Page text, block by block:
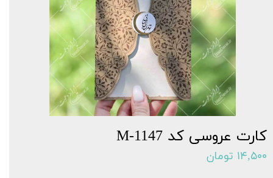
کارت عروسی کد M-1147
۱۴,۵۰۰ تومان